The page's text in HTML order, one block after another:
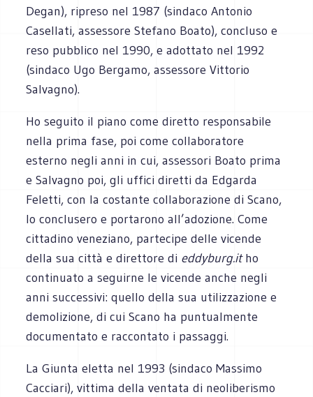
Degan), ripreso nel 1987 (sindaco Antonio
Casellati, assessore Stefano Boato), concluso e
reso pubblico nel 1990, e adottato nel 1992
(sindaco Ugo Bergamo, assessore Vittorio
Salvagno).
Ho seguito il piano come diretto responsabile
nella prima fase, poi come collaboratore
esterno negli anni in cui, assessori Boato prima
e Salvagno poi, gli uffici diretti da Edgarda
Feletti, con la costante collaborazione di Scano,
lo conclusero e portarono all’adozione. Come
cittadino veneziano, partecipe delle vicende
della sua città e direttore di eddyburg.itho
continuato a seguirne le vicende anche negli
anni successivi: quello della sua utilizzazione e
demolizione, di cui Scano ha puntualmente
documentato e raccontato i passaggi.
La Giunta eletta nel 1993 (sindaco Massimo
Cacciari), vittima della ventata di neoliberismo